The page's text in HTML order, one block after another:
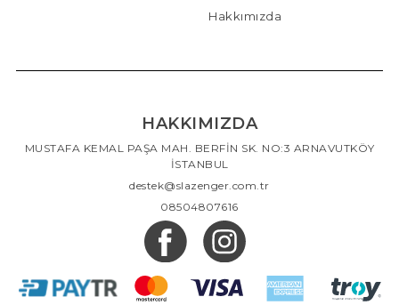
Hakkımızda
HAKKIMIZDA
MUSTAFA KEMAL PAŞA MAH. BERFİN SK. NO:3 ARNAVUTKÖY
İSTANBUL
destek@slazenger.com.tr
08504807616